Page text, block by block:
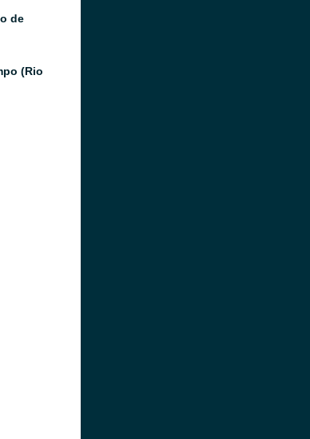
de
(Rio